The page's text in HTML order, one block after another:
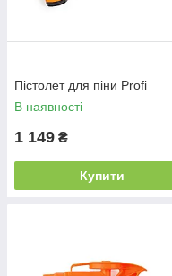
Пістолет для піни Profi
В наявності
1 149 ₴
Купити